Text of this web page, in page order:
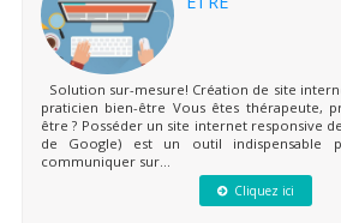
Solution sur-mesure! Création de site
praticien bien-être Vous êtes thérapeute,
être ? Posséder un site internet responsive
de Google) est un outil indispensable
communiquer sur...
Cliquez ici